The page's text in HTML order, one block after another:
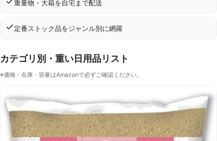
重量物・大箱を自宅まで配送
定番ストック品をジャンル別に網羅
カテゴリ別・重い日用品リスト
※価格・在庫・容量はAmazonで必ずご確認ください。